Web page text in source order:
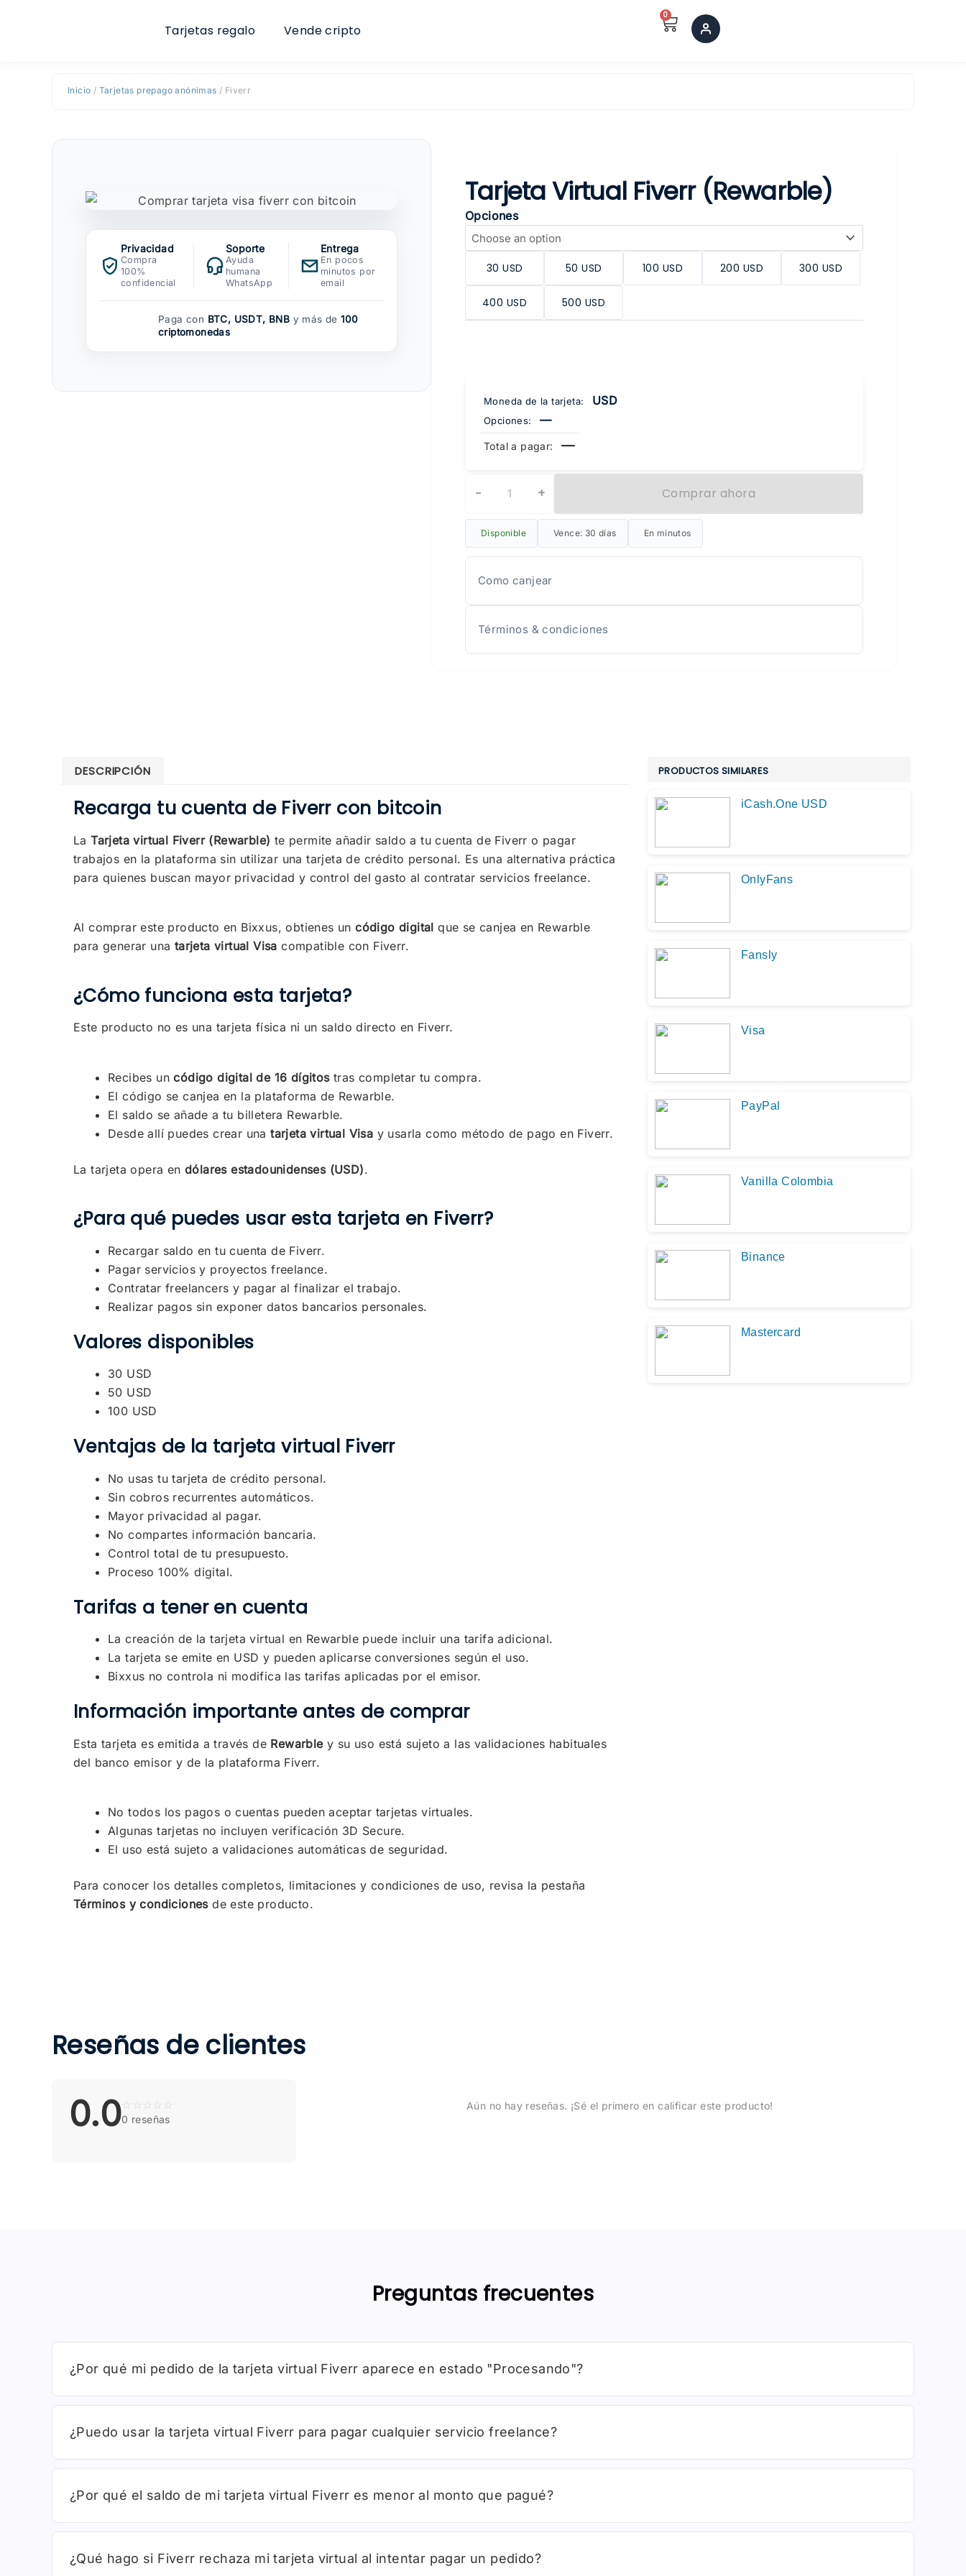
Tarjetas regalo Vende cripto
0
Cart
Inicio / Tarjetas prepago anónimas / Fiverr
Privacidad
Compra
100%
confidencial
Soporte
Ayuda
humana
WhatsApp
Entrega
En pocos
minutos por
email
Paga con BTC, USDT, BNB y más de100
criptomonedas
Tarjeta Virtual Fiverr (Rewarble)
Opciones
30 USD 50 USD 100 USD 200 USD 300 USD
400 USD 500 USD
Moneda de la tarjeta: USD
Opciones: —
Total a pagar: —
− + Comprar ahora
Disponible Vence: 30 días En minutos
Como canjear
Términos & condiciones
DESCRIPCIÓN
Recarga tu cuenta de Fiverr con bitcoin
LaTarjeta virtual Fiverr (Rewarble) te permite añadir saldo a tu cuenta de Fiverr o pagar
trabajos en la plataforma sin utilizar una tarjeta de crédito personal. Es una alternativa práctica
para quienes buscan mayor privacidad y control del gasto al contratar servicios freelance.
Al comprar este producto en Bixxus, obtienes uncódigo digital que se canjea en Rewarble
para generar una tarjeta virtual Visa compatible con Fiverr.
¿Cómo funciona esta tarjeta?
Este producto no es una tarjeta física ni un saldo directo en Fiverr.
Recibes uncódigo digital de 16 dígitostras completar tu compra.
El código se canjea en la plataforma de Rewarble.
El saldo se añade a tu billetera Rewarble.
Desde allí puedes crear unatarjeta virtual Visa y usarla como método de pago en Fiverr.
La tarjeta opera en dólares estadounidenses (USD).
¿Para qué puedes usar esta tarjeta en Fiverr?
Recargar saldo en tu cuenta de Fiverr.
Pagar servicios y proyectos freelance.
Contratar freelancers y pagar al finalizar el trabajo.
Realizar pagos sin exponer datos bancarios personales.
Valores disponibles
30 USD
50 USD
100 USD
Ventajas de la tarjeta virtual Fiverr
No usas tu tarjeta de crédito personal.
Sin cobros recurrentes automáticos.
Mayor privacidad al pagar.
No compartes información bancaria.
Control total de tu presupuesto.
Proceso 100% digital.
Tarifas a tener en cuenta
La creación de la tarjeta virtual en Rewarble puede incluir una tarifa adicional.
La tarjeta se emite en USD y pueden aplicarse conversiones según el uso.
Bixxus no controla ni modifica las tarifas aplicadas por el emisor.
Información importante antes de comprar
Esta tarjeta es emitida a través de Rewarbley su uso está sujeto a las validaciones habituales
del banco emisor y de la plataforma Fiverr.
No todos los pagos o cuentas pueden aceptar tarjetas virtuales.
Algunas tarjetas no incluyen verificación 3D Secure.
El uso está sujeto a validaciones automáticas de seguridad.
Para conocer los detalles completos, limitaciones y condiciones de uso, revisa la pestaña
Términos y condicionesde este producto.
PRODUCTOS SIMILARES
iCash.One USD
OnlyFans
Fansly
Visa
PayPal
Vanilla Colombia
Binance
Mastercard
Reseñas de clientes
0.0☆ ☆ ☆ ☆ ☆
0 reseñas
Aún no hay reseñas. ¡Sé el primero en calificar este producto!
Preguntas frecuentes
¿Por qué mi pedido de la tarjeta virtual Fiverr aparece en estado "Procesando"?
¿Puedo usar la tarjeta virtual Fiverr para pagar cualquier servicio freelance?
¿Por qué el saldo de mi tarjeta virtual Fiverr es menor al monto que pagué?
¿Qué hago si Fiverr rechaza mi tarjeta virtual al intentar pagar un pedido?